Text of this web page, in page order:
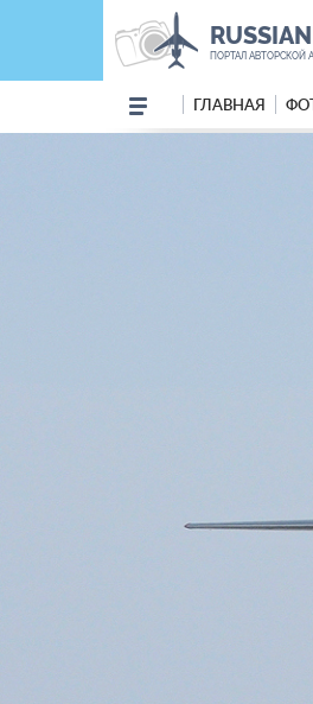
RUSSIAN
ПОРТАЛ
ГЛАВНАЯ